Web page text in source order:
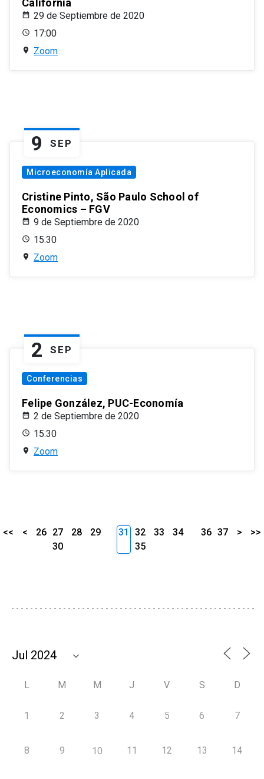
California
29 de Septiembre de 2020
17:00
Zoom
9 SEP
Microeconomía Aplicada
Cristine Pinto, São Paulo School of
Economics – FGV
9 de Septiembre de 2020
15:30
Zoom
2 SEP
Conferencias
Felipe González, PUC-Economía
2 de Septiembre de 2020
15:30
Zoom
<< < 26 27 28
29
30
31 32 33
34
35
36 37 > >>
L M M J V S D
1 2 3 4 5 6 7
8 9 10 11 12 13 14